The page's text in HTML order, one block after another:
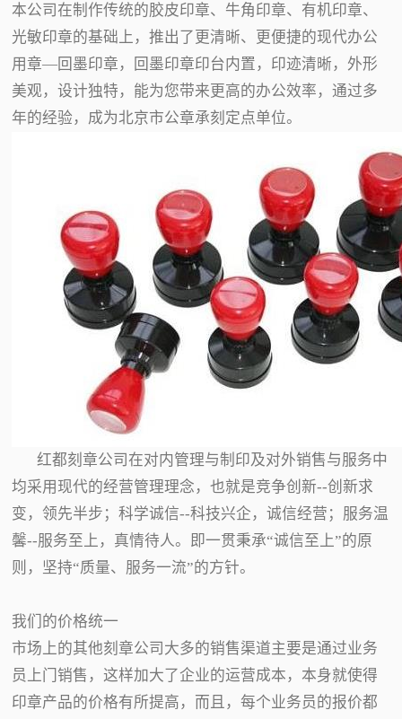
本公司在制作传统的胶皮印章、牛角印章、有机印章、
光敏印章的基础上，推出了更清晰、更便捷的现代办公
用章—回墨印章，回墨印章印台内置，印迹清晰，外形
美观，设计独特，能为您带来更高的办公效率，通过多
年的经验，成为北京市公章承刻定点单位。
红都刻章公司在对内管理与制印及对外销售与服务中
均采用现代的经营管理理念，也就是竞争创新--创新求
变，领先半步；科学诚信--科技兴企，诚信经营；服务温
馨--服务至上，真情待人。即一贯秉承“诚信至上”的原
则，坚持“质量、服务一流”的方针。
我们的价格统一
市场上的其他刻章公司大多的销售渠道主要是通过业务
员上门销售，这样加大了企业的运营成本，本身就使得
印章产品的价格有所提高，而且，每个业务员的报价都